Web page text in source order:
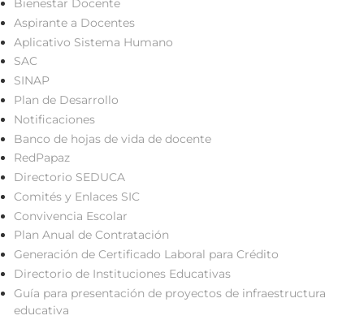
Bienestar Docente
Aspirante a Docentes
Aplicativo Sistema Humano
SAC
SINAP
Plan de Desarrollo
Notificaciones
Banco de hojas de vida de docente
RedPapaz
Directorio SEDUCA
Comités y Enlaces SIC
Convivencia Escolar
Plan Anual de Contratación
Generación de Certificado Laboral para Crédito
Directorio de Instituciones Educativas
Guía para presentación de proyectos de infraestructura
educativa